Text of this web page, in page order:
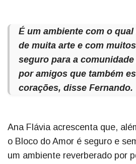
É um ambiente com o
de muita arte e com
seguro para a
por amigos que também
corações, disse Fernando.
Ana Flávia acrescenta que,
o Bloco do Amor é seguro e
um ambiente reverberado por